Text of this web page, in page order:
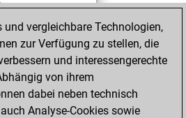
You won
Fritz
Fritz
You achieved a
of 9
You achieved a
Elo of 1615
und vergleichbare Technologien,
zur Verfügung zu stellen, die
und interessengerechte
von ihrem
dabei neben technisch
Analyse-Cookies sowie